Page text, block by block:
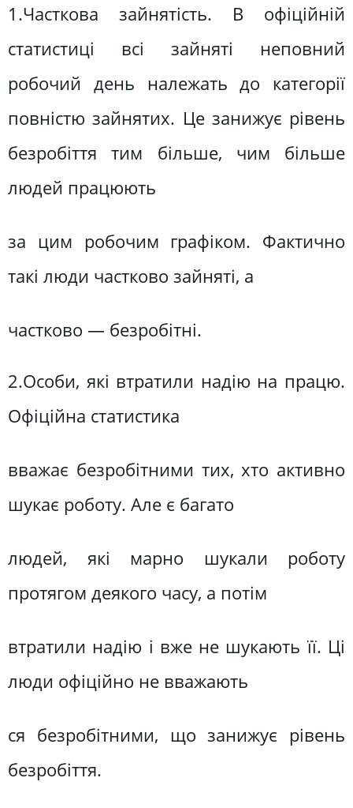
1.Часткова зайнятість. В офіційній
статистиці всі зайняті неповний
робочий день належать до категорії
повністю зайнятих. Це занижує рівень
безробіття тим більше, чим більше
людей працюють
за цим робочим графіком. Фактично
такі люди частково зайняті, а
частково — безробітні.
2.Особи, які втратили надію на працю.
Офіційна статистика
вважає безробітними тих, хто активно
шукає роботу. Але є багато
людей, які марно шукали роботу
протягом деякого часу, а потім
втратили надію і вже не шукають її. Ці
люди офіційно не вважають
ся безробітними, що занижує рівень
безробіття.